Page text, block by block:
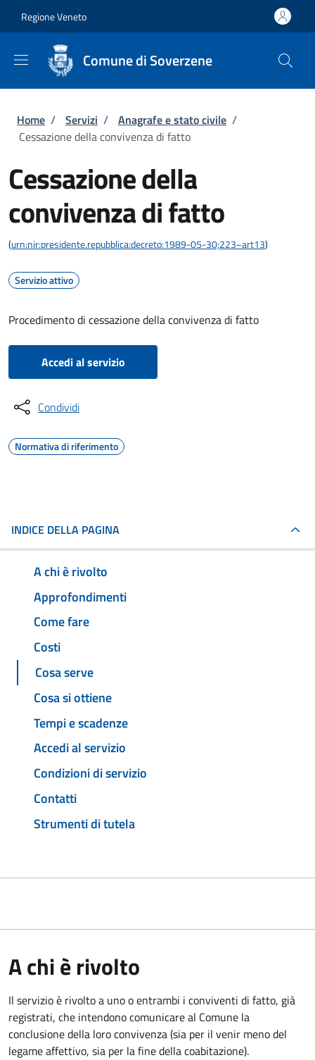
Regione Veneto
Comune di Soverzene
Briciole di pane
Home / Servizi / Anagrafe e stato civile /
Cessazione della convivenza di fatto
Cessazione della
convivenza di fatto
(urn:nir:presidente.repubblica:decreto:1989-05-30;223~art13)
Servizio attivo
Procedimento di cessazione della convivenza di fatto
Accedi al servizio
Condividi
Normativa di riferimento
INDICE DELLA PAGINA
A chi è rivolto
Approfondimenti
Come fare
Costi
Cosa serve
Cosa si ottiene
Tempi e scadenze
Accedi al servizio
Condizioni di servizio
Contatti
Strumenti di tutela
A chi è rivolto
Il servizio è rivolto a uno o entrambi i conviventi di fatto, già
registrati, che intendono comunicare al Comune la
conclusione della loro convivenza (sia per il venir meno del
legame affettivo, sia per la fine della coabitazione).